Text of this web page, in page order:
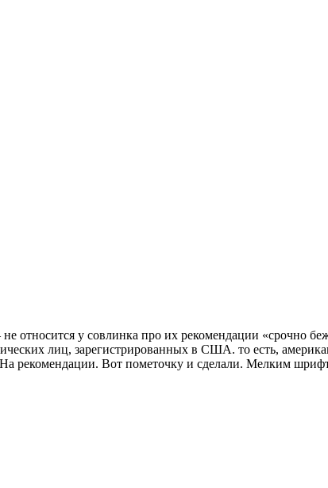
относится у совлинка про их рекомендации «срочно
лиц, зарегистрированных в США. то есть,
рекомендации. Вот пометочку и сделали. Мелким